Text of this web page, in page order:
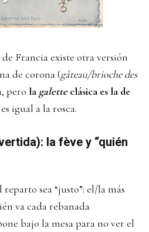
Francia existe otra versión
de corona (gâteau/brioche des
pero la galetteclásica es la de
igual a la rosca.
la fève y “quién
sea “justo”: el/la más
va cada rebanada
bajo la mesa para no ver el